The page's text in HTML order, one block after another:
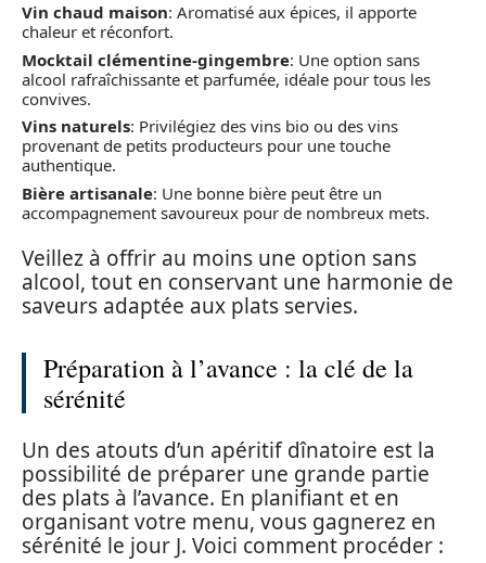
Vin chaud maison: Aromatisé aux épices, il apporte
chaleur et réconfort.
Mocktail clémentine-gingembre: Une option sans
alcool rafraîchissante et parfumée, idéale pour tous les
convives.
Vins naturels: Privilégiez des vins bio ou des vins
provenant de petits producteurs pour une touche
authentique.
Bière artisanale: Une bonne bière peut être un
accompagnement savoureux pour de nombreux mets.
Veillez à offrir au moins une option sans
alcool, tout en conservant une harmonie de
saveurs adaptée aux plats servies.
Préparation à l’avance : la clé de la
sérénité
Un des atouts d’un apéritif dînatoire est la
possibilité de préparer une grande partie
des plats à l’avance. En planifiant et en
organisant votre menu, vous gagnerez en
sérénité le jour J. Voici comment procéder :